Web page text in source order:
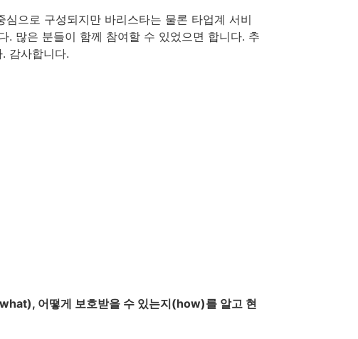
으로 구성되지만 바리스타는 물론 타업계 서비
. 많은 분들이 함께 참여할 수 있었으면 합니다. 추
감사합니다.
어떻게 보호받을 수 있는지(how)를 알고 현